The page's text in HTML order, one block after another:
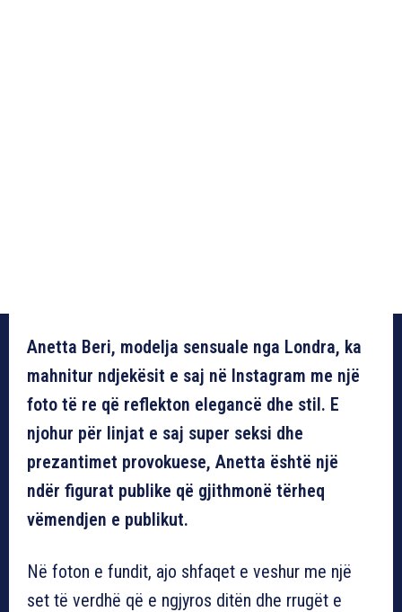
Anetta Beri, modelja sensuale nga Londra, ka
mahnitur ndjekësit e saj në Instagram me një
foto të re që reflekton elegancë dhe stil. E
njohur për linjat e saj super seksi dhe
prezantimet provokuese, Anetta është një
ndër figurat publike që gjithmonë tërheq
vëmendjen e publikut.
Në foton e fundit, ajo shfaqet e veshur me një
set të verdhë që e ngjyros ditën dhe rrugët e